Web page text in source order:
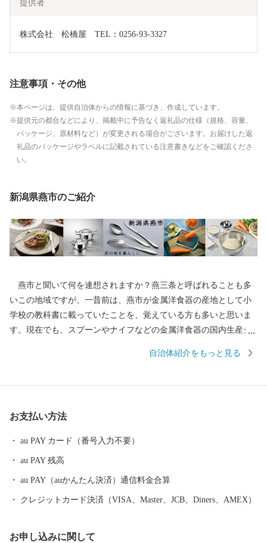
提供者
株式会社　松橋屋　TEL：0256-93-3327
注意事項・その他
本ページは、提供自治体からの情報に基づき、作成しています。
提供元の都合などにより、掲載中に予告なく返礼品の仕様（規格、容量、
パッケージ、原材料など）が変更される場合がございます。お届けした返
礼品のパッケージやラベルに記載されている注意書きなどをご確認くださ
い。
新潟県燕市のご紹介
燕市と聞いて何を連想されますか？燕三条と呼ばれることも多
いこの地域ですが、一昔前は、燕市が金属洋食器の産地として小
学校の教科書に載っていたことを、覚えている方も多いと思いま
す。現在でも、スプーンやナイフなどの金属洋食器の国内生産シ
属ハウスウェアは全国生産額の約90%を占める、世界有数の金属
市の製品が採用されるなど、燕製品は高い評価を受けています。
燕産の金属洋食器・金属ハウスウェアを使えば、ご家庭での食
工芸品の鎚起銅器、美味しいお米をはじめとした農産物も多数取
りそろえております。燕産品で、日々の生活にアクセントをつけ
てみてはいかがですか？
自治体紹介をもっと見る
お支払い方法
au PAY カード（番号入力不要）
au PAY 残高
au PAY（auかんたん決済）通信料金合算
クレジットカード決済（VISA、Master、JCB、Diners、AMEX）
お申し込みに関して